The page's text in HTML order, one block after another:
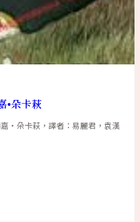
•朵卡萩
‧朵卡萩，譯者：易麗君，袁漢